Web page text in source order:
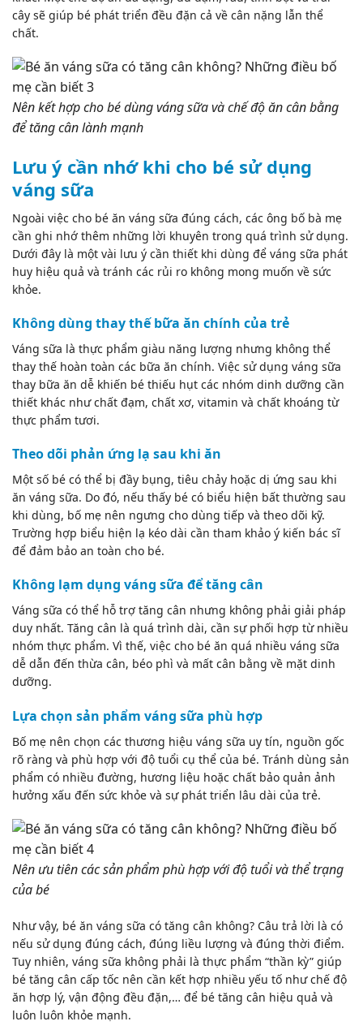
cây sẽ giúp bé phát triển đều đặn cả về cân nặng lẫn thể
chất.
Nên kết hợp cho bé dùng váng sữa và chế độ ăn cân bằng
để tăng cân lành mạnh
Lưu ý cần nhớ khi cho bé sử dụng
váng sữa
Ngoài việc cho bé ăn váng sữa đúng cách, các ông bố bà mẹ
cần ghi nhớ thêm những lời khuyên trong quá trình sử dụng.
Dưới đây là một vài lưu ý cần thiết khi dùng để váng sữa phát
huy hiệu quả và tránh các rủi ro không mong muốn về sức
khỏe.
Không dùng thay thế bữa ăn chính của trẻ
Váng sữa là thực phẩm giàu năng lượng nhưng không thể
thay thế hoàn toàn các bữa ăn chính. Việc sử dụng váng sữa
thay bữa ăn dễ khiến bé thiếu hụt các nhóm dinh dưỡng cần
thiết khác như chất đạm, chất xơ, vitamin và chất khoáng từ
thực phẩm tươi.
Theo dõi phản ứng lạ sau khi ăn
Một số bé có thể bị đầy bụng, tiêu chảy hoặc dị ứng sau khi
ăn váng sữa. Do đó, nếu thấy bé có biểu hiện bất thường sau
khi dùng, bố mẹ nên ngưng cho dùng tiếp và theo dõi kỹ.
Trường hợp biểu hiện lạ kéo dài cần tham khảo ý kiến bác sĩ
để đảm bảo an toàn cho bé.
Không lạm dụng váng sữa để tăng cân
Váng sữa có thể hỗ trợ tăng cân nhưng không phải giải pháp
duy nhất. Tăng cân là quá trình dài, cần sự phối hợp từ nhiều
nhóm thực phẩm. Vì thế, việc cho bé ăn quá nhiều váng sữa
dễ dẫn đến thừa cân, béo phì và mất cân bằng về mặt dinh
dưỡng.
Lựa chọn sản phẩm váng sữa phù hợp
Bố mẹ nên chọn các thương hiệu váng sữa uy tín, nguồn gốc
rõ ràng và phù hợp với độ tuổi cụ thể của bé. Tránh dùng sản
phẩm có nhiều đường, hương liệu hoặc chất bảo quản ảnh
hưởng xấu đến sức khỏe và sự phát triển lâu dài của trẻ.
Nên ưu tiên các sản phẩm phù hợp với độ tuổi và thể trạng
của bé
Như vậy, bé ăn váng sữa có tăng cân không? Câu trả lời là có
nếu sử dụng đúng cách, đúng liều lượng và đúng thời điểm.
Tuy nhiên, váng sữa không phải là thực phẩm “thần kỳ” giúp
bé tăng cân cấp tốc nên cần kết hợp nhiều yếu tố như chế độ
ăn hợp lý, vận động đều đặn,… để bé tăng cân hiệu quả và
luôn luôn khỏe mạnh.